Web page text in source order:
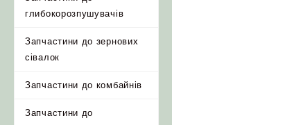
глибокорозпушувачів
Запчастини до зернових
сівалок
Запчастини до комбайнів
Запчастини до